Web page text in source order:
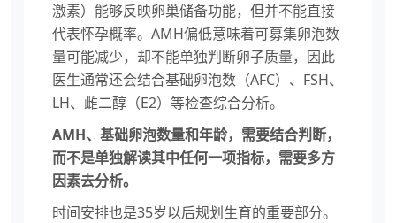
激素）能够反映卵巢储备功能，但并不能直接
代表怀孕概率。AMH偏低意味着可募集卵泡数
量可能减少，却不能单独判断卵子质量，因此
医生通常还会结合基础卵泡数（AFC）、FSH、
LH、雌二醇（E2）等检查综合分析。
AMH、基础卵泡数量和年龄，需要结合判断，
而不是单独解读其中任何一项指标，需要多方
因素去分析。
时间安排也是35岁以后规划生育的重要部分。